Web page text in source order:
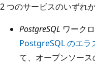
2 つのサービスのいずれ
PostgreSQL ワーク
PostgreSQL のエラ
て、オープンソー